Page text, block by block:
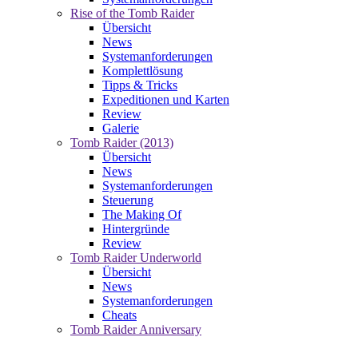
Rise of the Tomb Raider
Übersicht
News
Systemanforderungen
Komplettlösung
Tipps & Tricks
Expeditionen und Karten
Review
Galerie
Tomb Raider (2013)
Übersicht
News
Systemanforderungen
Steuerung
The Making Of
Hintergründe
Review
Tomb Raider Underworld
Übersicht
News
Systemanforderungen
Cheats
Tomb Raider Anniversary